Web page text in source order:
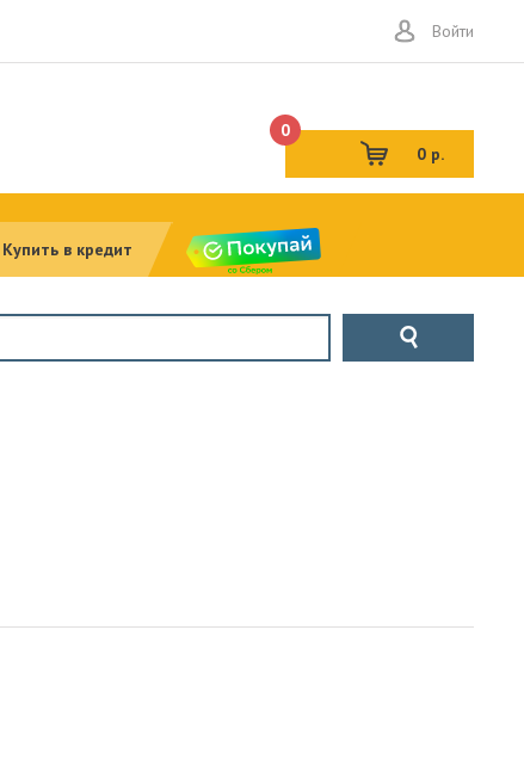
Войти
0
0 р.
Купить в кредит